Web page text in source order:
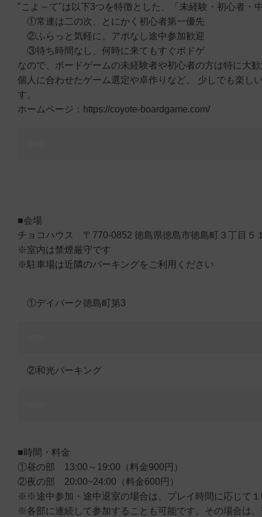
"こよ～て"は以下3つを特徴とした、「未経験・初心者・
①常連は二の次、とにかく初心者第一優先
②ふらっと気軽に、アポなし途中参加歓迎
③待ち時間なし、何時に来てもすぐボドゲ
なので、ボードゲームの未経験者や初心者の方は特に大
個人に合わせたゲーム選定や卓作りなど、 少しでも楽し
す。
ホームページ：https://coyote-boardgame.com/
■会場
チョコハウス 〒770-0852 徳島県徳島市徳島町３丁目５
※室内は禁煙厳守です
※駐車場は近隣のパーキングをご利用ください
①デイパーク徳島町第3
②和光パーキング
■時間・料金
①昼の部 13:00～19:00（料金900円）
②夜の部 20:00~24:00（料金600円）
※※途中参加・途中退室の場合は、プレイ時間に応じて
※各部に連続して参加することも可能です。その場合は